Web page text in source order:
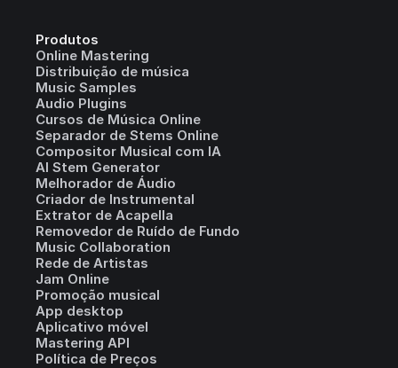
Produtos
Online Mastering
Distribuição de música
Music Samples
Audio Plugins
Cursos de Música Online
Separador de Stems Online
Compositor Musical com IA
AI Stem Generator
Melhorador de Áudio
Criador de Instrumental
Extrator de Acapella
Removedor de Ruído de Fundo
Music Collaboration
Rede de Artistas
Jam Online
Promoção musical
App desktop
Aplicativo móvel
Mastering API
Política de Preços